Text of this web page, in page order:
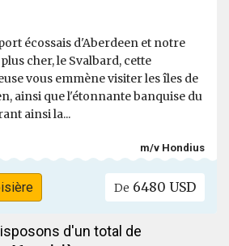
écossais d'Aberdeen et notre
cher, le Svalbard, cette
vous emmène visiter les îles de
ainsi que l'étonnante banquise du
ainsi la...
m/v Hondius
De 6480 USD
d'un total de